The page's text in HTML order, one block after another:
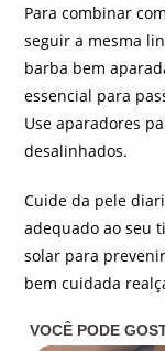
Para combinar
seguir a mesma
barba bem
essencial para
Use aparadores
desalinhados.
Cuide da pele
adequado ao seu
solar para
bem cuidada